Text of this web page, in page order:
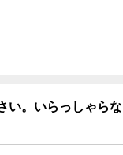
い。いらっしゃらな